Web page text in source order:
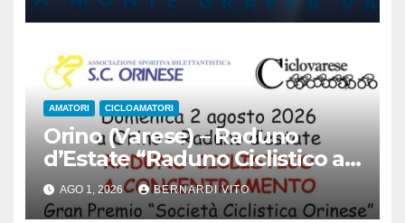
AMATORI CICLOAMATORI
Orino (Varese) – Raduno
d’Estate “Raduno Ciclistico a
Concentramento” : Gran
Premio Società Ciclistica
AGO 1, 2026 BERNARDI VITO